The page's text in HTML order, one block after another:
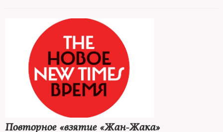
Повторное «взятие «Жан-Жака»